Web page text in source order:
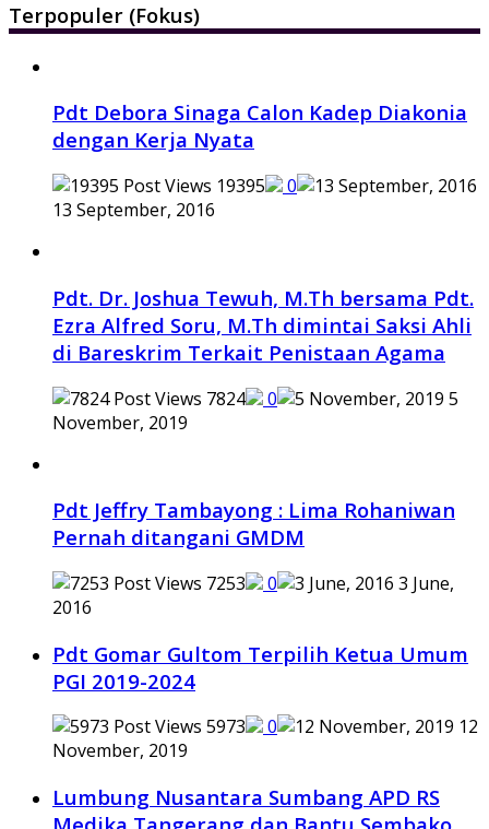
Terpopuler (Fokus)
Pdt Debora Sinaga Calon Kadep Diakonia
dengan Kerja Nyata
19395
0
13 September, 2016
Pdt. Dr. Joshua Tewuh, M.Th bersama Pdt.
Ezra Alfred Soru, M.Th dimintai Saksi Ahli
di Bareskrim Terkait Penistaan Agama
7824 0
5
November, 2019
Pdt Jeffry Tambayong : Lima Rohaniwan
Pernah ditangani GMDM
7253 0
3 June,
2016
Pdt Gomar Gultom Terpilih Ketua Umum
PGI 2019-2024
5973 0
12
November, 2019
Lumbung Nusantara Sumbang APD RS